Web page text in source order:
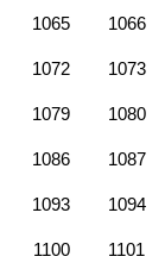
1065 1066
1072 1073
1079 1080
1086 1087
1093 1094
1100 1101